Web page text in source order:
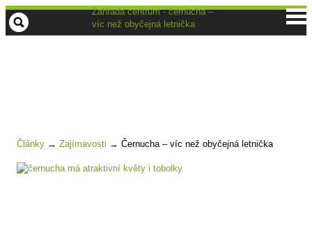
Zahrada centrum - černucha –
víc než obyčejná letnička
Články → Zajímavosti → Černucha – víc než obyčejná letnička